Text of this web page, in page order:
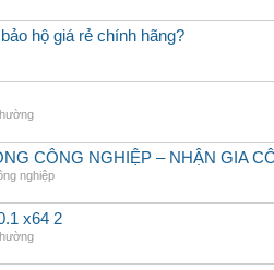
hộ giá rẻ chính hãng?
CÔNG NGHIỆP – NHẬN GIA
nghiệp
x64 2